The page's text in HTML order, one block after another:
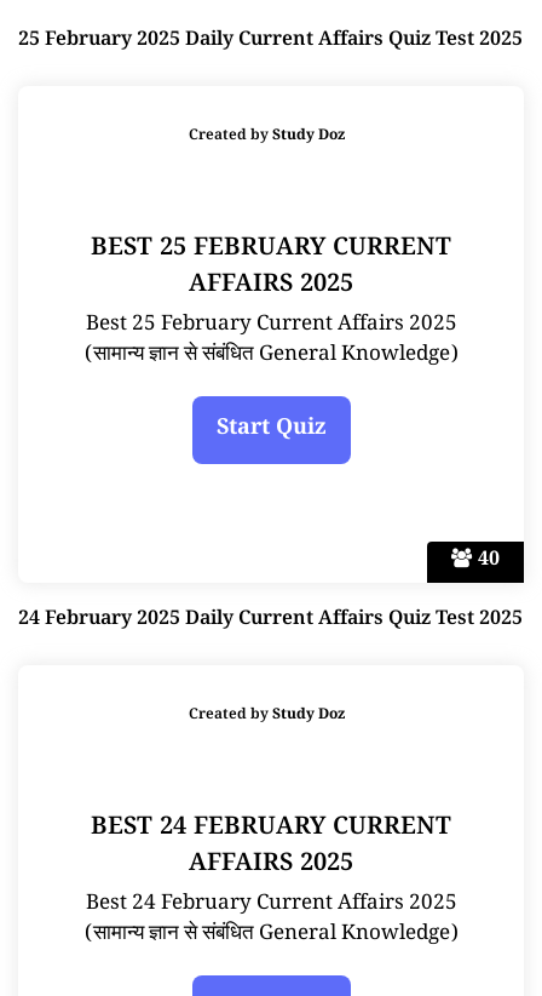
25 February 2025 Daily Current Affairs Quiz Test 2025
40
Created byStudy Doz
BEST 25 FEBRUARY CURRENT
AFFAIRS 2025
Best 25 February Current Affairs 2025
(सामान्य ज्ञान से संबंधित General Knowledge)
24 February 2025 Daily Current Affairs Quiz Test 2025
Created byStudy Doz
BEST 24 FEBRUARY CURRENT
AFFAIRS 2025
Best 24 February Current Affairs 2025
(सामान्य ज्ञान से संबंधित General Knowledge)